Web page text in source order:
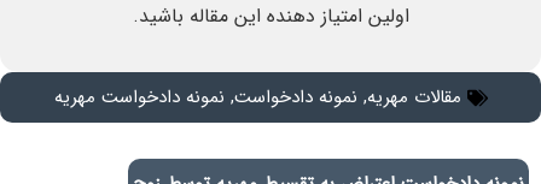
اولین امتیاز دهنده این مقاله باشید.
مقالات مهریه, نمونه دادخواست, نمونه دادخواست مهریه